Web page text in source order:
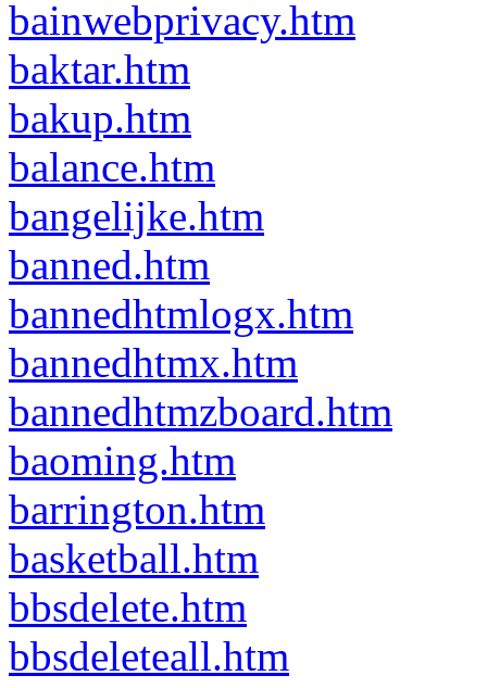
bainwebprivacy.htm
baktar.htm
bakup.htm
balance.htm
bangelijke.htm
banned.htm
bannedhtmlogx.htm
bannedhtmx.htm
bannedhtmzboard.htm
baoming.htm
barrington.htm
basketball.htm
bbsdelete.htm
bbsdeleteall.htm